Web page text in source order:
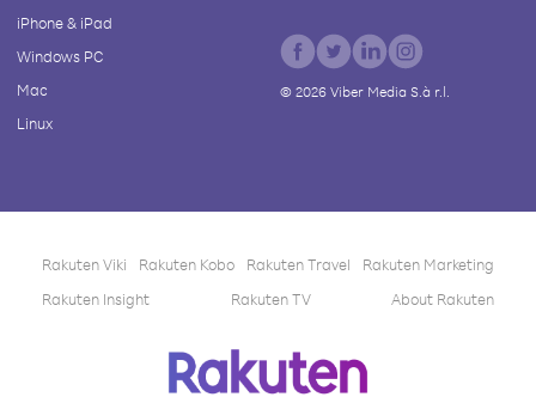
iPhone & iPad
Windows PC
Mac
Linux
© 2026Viber Media S.à r.l.
Rakuten Viki Rakuten Kobo Rakuten Travel
Rakuten Marketing
Rakuten Insight
Rakuten TV About Rakuten